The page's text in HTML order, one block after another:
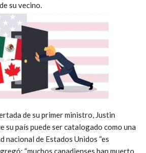
su vecino.
de su primer ministro, Justin
su país puede ser catalogado como una
nacional de Estados Unidos “es
“muchos canadienses han muerto